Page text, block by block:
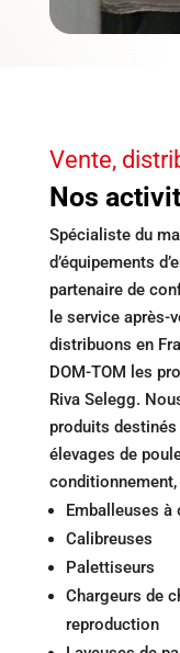
Vente,
Nos
Spécialiste du
d’équipements
partenaire de
le service après-
distribuons en
DOM-TOM les
Riva Selegg.
produits
élevages de
Emballeuses
Calibreuses
Palettiseurs
Chargeurs de
reproduction